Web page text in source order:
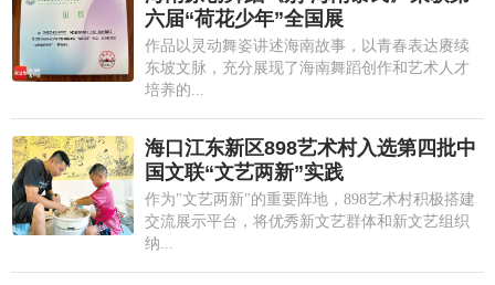
六届“荷花少年”全国展
作品以灵动舞姿讲述海南故事，以青春表达赓续
东坡文脉，充分展现了海南舞蹈创作和艺术人才
培养的...
海口江东新区898艺术村入选第四批中
国文联“文艺两新”实践
作为"文艺两新"的重要阵地，898艺术村积极搭建
交流展示平台，将优秀新文艺群体和新文艺组织
纳...